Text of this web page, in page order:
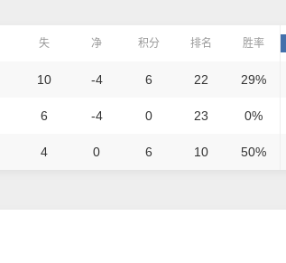
失 净 积分 排名 胜率
10 -4 6 22 29%
6 -4 0 23 0%
4 0 6 10 50%